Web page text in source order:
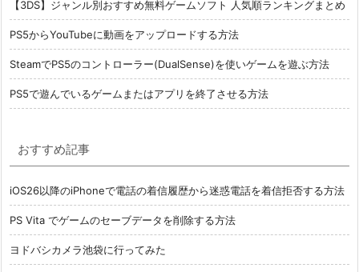
【3DS】ジャンル別おすすめ無料ゲームソフト 人気順ランキングまとめ
PS5からYouTubeに動画をアップロードする方法
SteamでPS5のコントローラー(DualSense)を使いゲームを遊ぶ方法
PS5で遊んでいるゲームまたはアプリを終了させる方法
おすすめ記事
iOS26以降のiPhoneで電話の着信履歴から迷惑電話を着信拒否する方法
PS Vita でゲームのセーブデータを削除する方法
ヨドバシカメラ池袋に行ってみた